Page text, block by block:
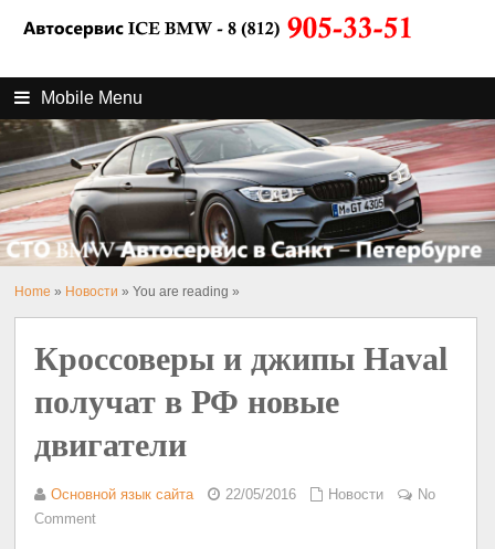
Mobile Menu
Home » Новости » You are reading »
Кроссоверы и джипы Haval
получат в РФ новые
двигатели
Основной язык сайта 22/05/2016 Новости
No
Comment